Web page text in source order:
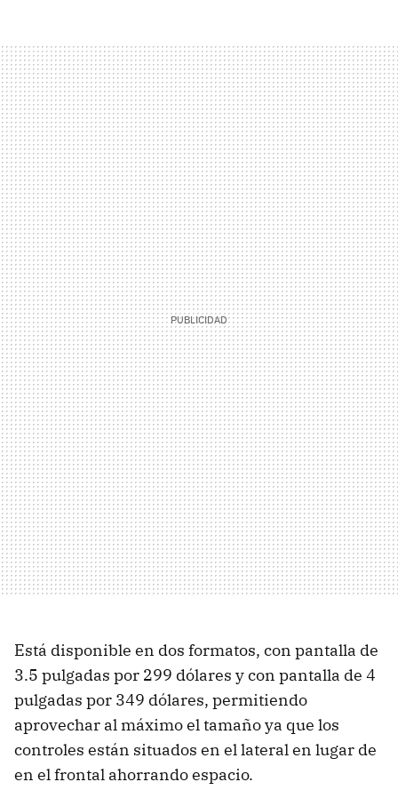
Está disponible en dos formatos, con pantalla de
3.5 pulgadas por 299 dólares y con pantalla de 4
pulgadas por 349 dólares, permitiendo
aprovechar al máximo el tamaño ya que los
controles están situados en el lateral en lugar de
en el frontal ahorrando espacio.